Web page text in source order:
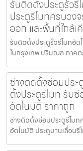
รับติดตั้งประตูรั้ว
ประตูรีโมทครบวง
ออก และพื้นที่ใกล้เ
รับติดตั้งประตูรั้วรีโมทอั
ในกรุงเทพ ปริมณฑ ภาคต
ช่างติดตั้งซ่อมปร
ตั้งประตูรีโมท รับ
อัตโนมัติ ราคาถูก
ช่างติดตั้งซ่อมประตูรีโม
อัตโนมัติ ประตูบานเลื่อนรี